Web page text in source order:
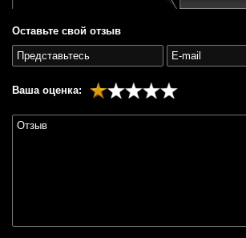
Оставьте свой отзыв
Ваша оценка: